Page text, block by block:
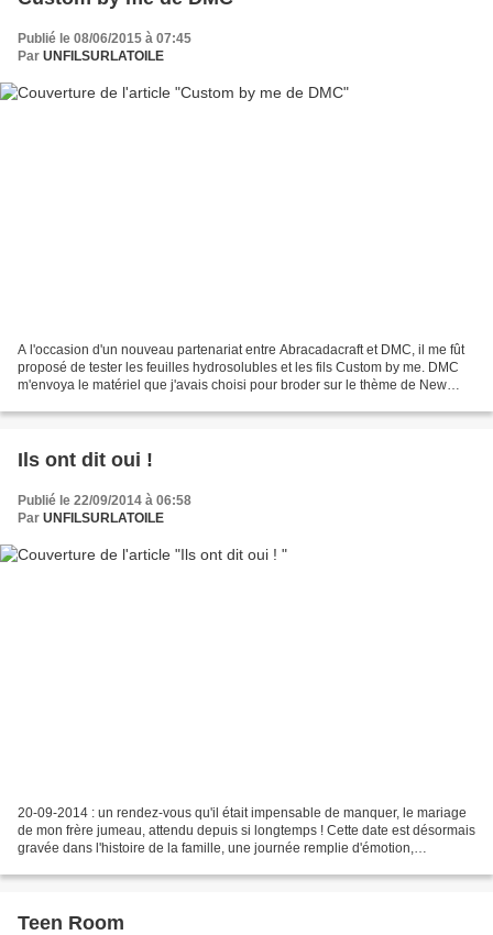
Publié le 08/06/2015 à 07:45
Par UNFILSURLATOILE
A l'occasion d'un nouveau partenariat entre Abracadacraft et DMC, il me fût
proposé de tester les feuilles hydrosolubles et les fils Custom by me. DMC
m'envoya le matériel que j'avais choisi pour broder sur le thème de New
Ils ont dit oui !
Publié le 22/09/2014 à 06:58
Par UNFILSURLATOILE
20-09-2014 : un rendez-vous qu'il était impensable de manquer, le mariage
de mon frère jumeau, attendu depuis si longtemps ! Cette date est désormais
gravée dans l'histoire de la famille, une journée remplie d'émotion,
Teen Room